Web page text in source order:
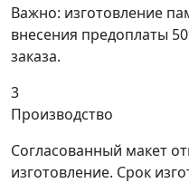
Важно: изготовление
внесения предоплаты
заказа.
3
Производство
Согласованный макет
изготовление. Срок